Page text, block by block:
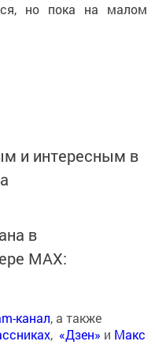
но пока на малом
и интересным в
в
MАХ:
канал, а также
, «Дзен» и Макс